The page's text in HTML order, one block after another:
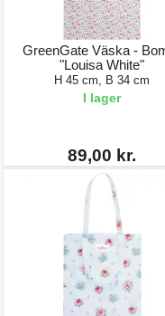
GreenGate Väska -
"Louisa White"
H 45 cm, B 34 cm
I lager
89,00 kr.